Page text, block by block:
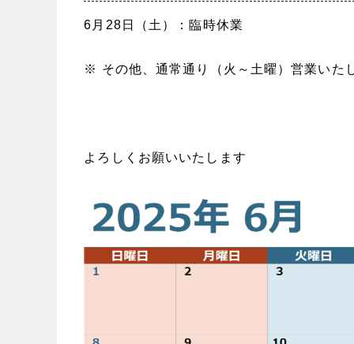
6月28日（土）：臨時休業
※ その他、通常通り（火～土曜）営業いた
よろしくお願いいたします